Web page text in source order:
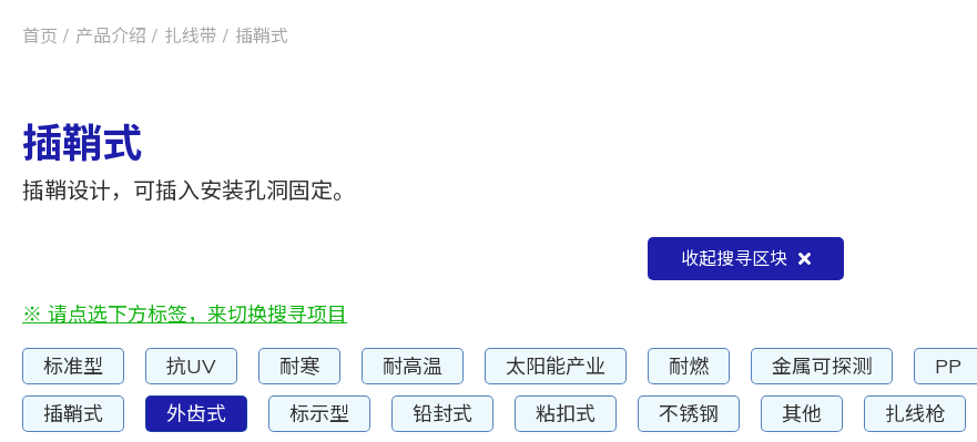
首页 产品介绍 扎线带 插鞘式
插鞘式
插鞘设计，可插入安装孔洞固定。
收起搜寻区块
※ 请点选下方标签，来切换搜寻项目
标准型 抗UV 耐寒 耐高温 太阳能产业 耐燃 金属可探测 PP
插鞘式
外齿式 标示型 铅封式 粘扣式 不锈钢 其他 扎线枪